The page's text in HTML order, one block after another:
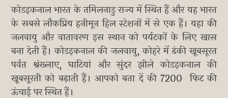
कोडइकनाल भारत के तमिलनाडु राज्य में स्थित हैं और यह भारत
के सबसे लौकप्रिय हनीमून हिल स्टेशनों में से एक हैं। यहा की
जलवायु और वातावरण इस स्थान को पर्यटकों के लिए खास
बना देती हैं। कोडइकनाल की जलवायु, कोहरे में ढंकी खूबसूरत
पर्वत श्रंख्लाए, घाटियां और सुंदर झीले कोडइकनाल की
खूबसूरती को बढ़ाती हैं। आपको बता दें की 7200 फिट की
ऊंचाई पर स्थित हैं।